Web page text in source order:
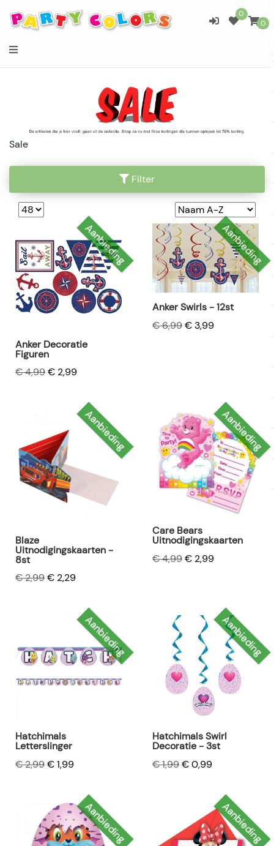
0
0
Sale
Filter
Aanbieding
Anker Decoratie
Figuren
€ 4,99€ 2,99
Aanbieding
Anker Swirls - 12st
€ 6,99€ 3,99
Aanbieding
Blaze
Uitnodigingskaarten -
8st
€ 2,99€ 2,29
Aanbieding
Care Bears
Uitnodigingskaarten
€ 4,99€ 2,99
Aanbieding
Hatchimals
Letterslinger
€ 2,99€ 1,99
Aanbieding
Hatchimals Swirl
Decoratie - 3st
€ 1,99€ 0,99
Aanbieding Aanbieding